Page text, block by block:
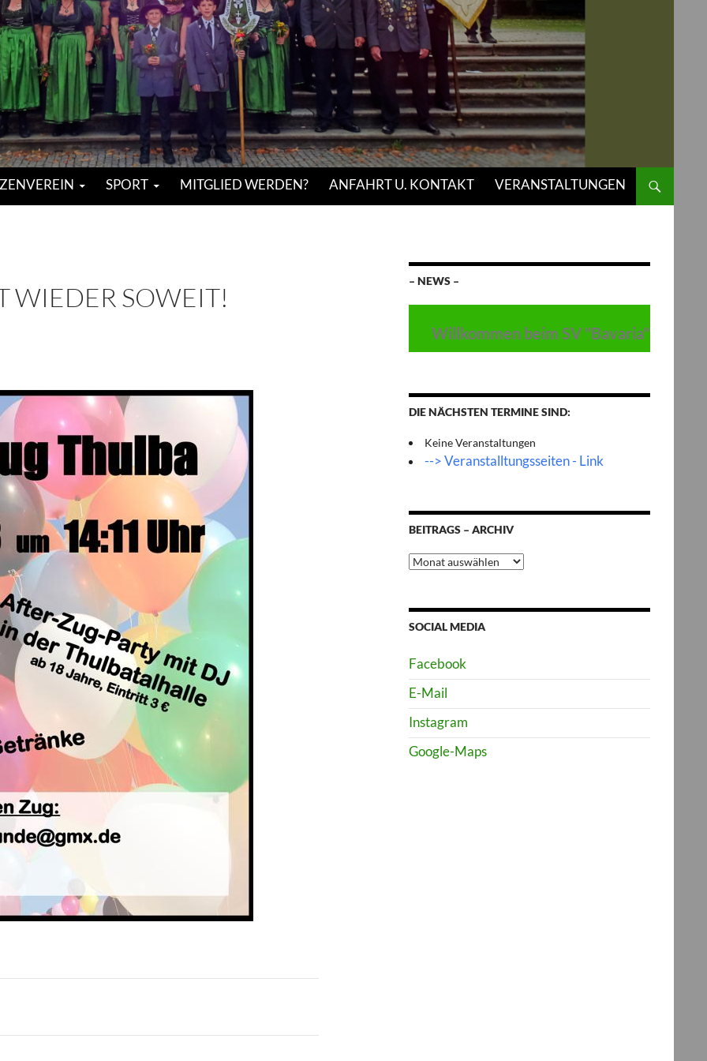
SPORT MITGLIED WERDEN? ANFAHRT U. KONTAKT VERANSTALTUNGEN
WIEDER SOWEIT!
– NEWS –
Willkommen beim SV "Bavaria" Thulba
DIE NÄCHSTEN TERMINE SIND:
Keine Veranstaltungen
--> Veranstalltungsseiten - Link
BEITRAGS – ARCHIV
Beitrags
–
SOCIAL MEDIA
Facebook
E-Mail
Instagram
Google-Maps